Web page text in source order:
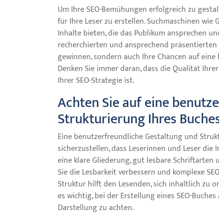
Um Ihre SEO-Bemühungen erfolgreich zu
für Ihre Leser zu erstellen. Suchmaschinen
Inhalte bieten, die das Publikum ansprechen
recherchierten und ansprechend
gewinnen, sondern auch Ihre Chancen auf
Denken Sie immer daran, dass die Qualität
Ihrer SEO-Strategie ist.
Achten Sie auf eine
Strukturierung Ihres
Eine benutzerfreundliche Gestaltung und
sicherzustellen, dass Leserinnen und Leser
eine klare Gliederung, gut lesbare Schriftarten
Sie die Lesbarkeit verbessern und komplexe
Struktur hilft den Lesenden, sich inhaltlich zu
es wichtig, bei der Erstellung eines SEO-
Darstellung zu achten.